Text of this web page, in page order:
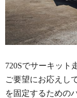
720Sでサーキット
ご要望にお応えし
を固定するための